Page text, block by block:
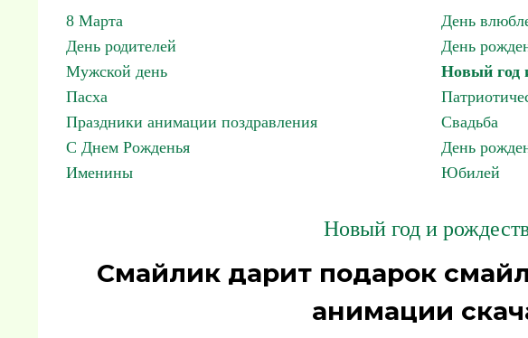
8 Марта
День
День родителей
День
Мужской день
Новый год
Пасха
Праздники анимации поздравления
Свадьба
С Днем Рожденья
День
Именины
Юбилей
Новый год и
Смайлик дарит подарок
анимации